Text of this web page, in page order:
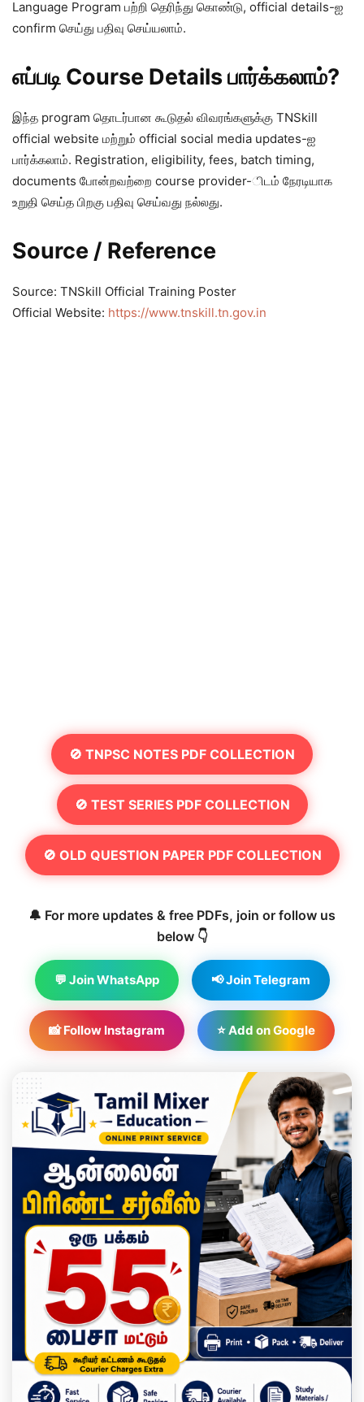
Language Program பற்றி தெரிந்து கொண்டு, official details-ஐ
confirm செய்து பதிவு செய்யலாம்.
எப்படி Course Details பார்க்கலாம்?
இந்த program தொடர்பான கூடுதல் விவரங்களுக்கு TNSkill
official website மற்றும் official social media updates-ஐ
பார்க்கலாம். Registration, eligibility, fees, batch timing,
documents போன்றவற்றை course provider-ிடம் நேரடியாக
உறுதி செய்த பிறகு பதிவு செய்வது நல்லது.
Source / Reference
Source: TNSkill Official Training Poster
Official Website: https://www.tnskill.tn.gov.in
🚫 TNPSC NOTES PDF COLLECTION
🚫 TEST SERIES PDF COLLECTION
🚫 OLD QUESTION PAPER PDF COLLECTION
🔔 For more updates & free PDFs, join or follow us
below 👇
💬 Join WhatsApp 📢 Join Telegram
📸 Follow Instagram ⭐ Add on Google